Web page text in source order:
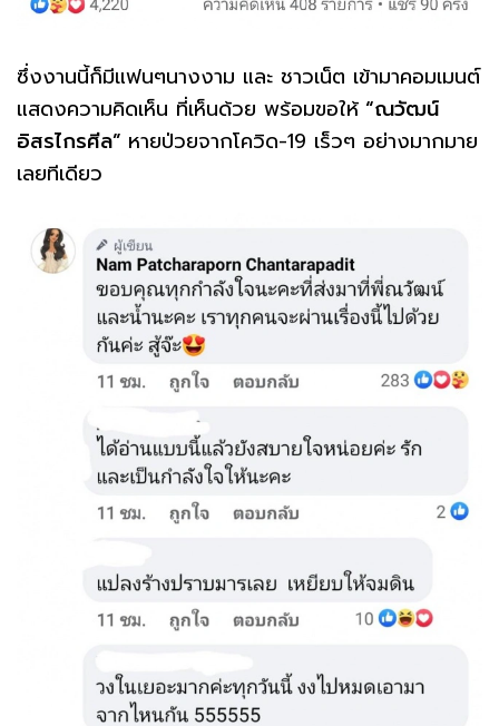
ซึ่งงานนี้ก็มีแฟนๆนางงาม และ ชาวเน็ต เข้ามาคอมเมนต์
แสดงความคิดเห็น ที่เห็นด้วย พร้อมขอให้ “ณวัฒน์
อิสรไกรศีล” หายป่วยจากโควิด-19 เร็วๆ อย่างมากมาย
เลยทีเดียว